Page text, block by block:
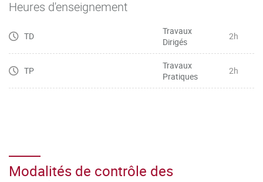
Heures d'enseignement
TD
Travaux
Dirigés
2h
TP
Travaux
Pratiques
2h
Modalités de contrôle des